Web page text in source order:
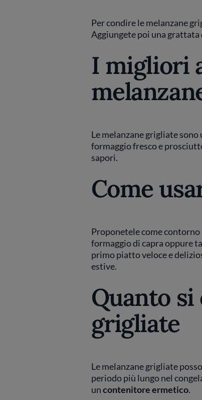
Per condire le melanzane
Aggiungete poi una grattata
I migliori
Le melanzane grigliate
formaggio fresco e
sapori.
Come
Proponetele come
formaggio di capra oppure
primo piatto veloce e
estive.
Quanto si
grigliate
Le melanzane grigliate
periodo più lungo nel
uncontenitore ermetico.